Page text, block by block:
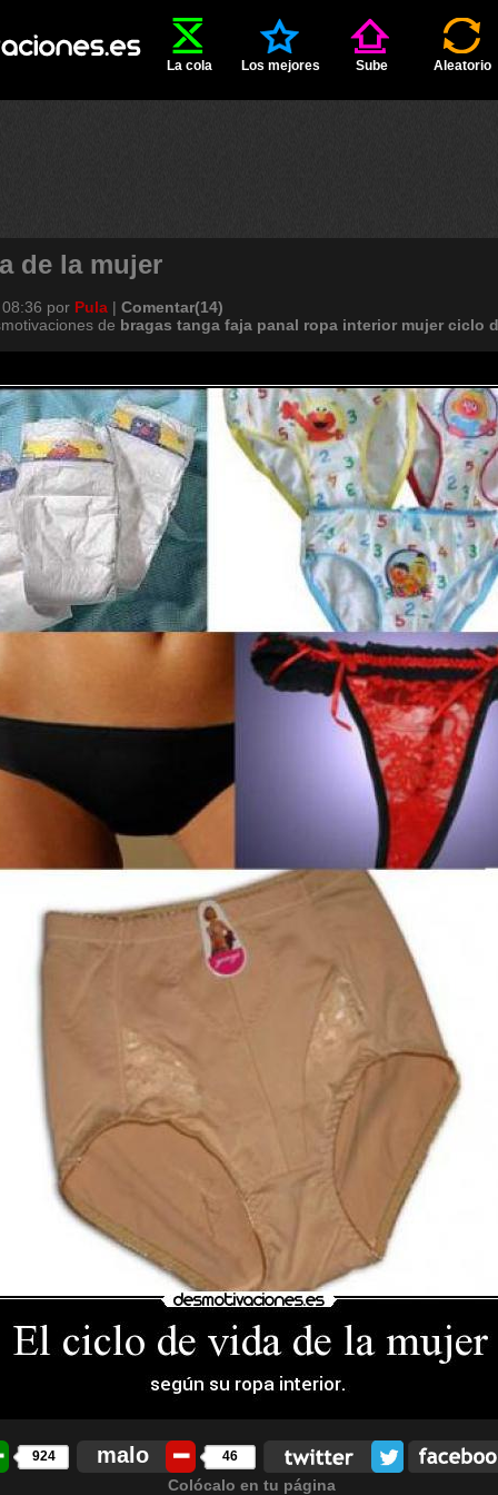
La cola Los mejores Sube Aleatorio
de la mujer
por Pula | Comentar(14)
de bragas tanga faja panal ropa interior mujer ciclo
924 malo 46
Colócalo en tu página